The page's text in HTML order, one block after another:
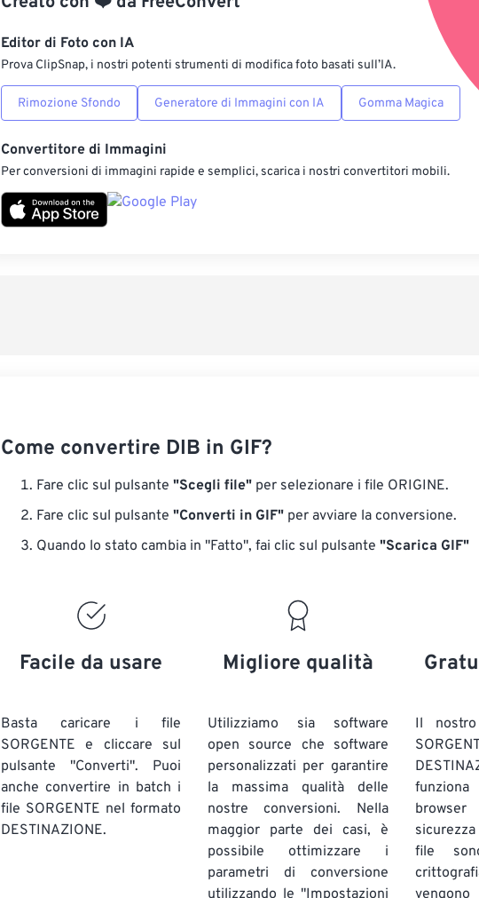
Salva
Editor di Foto con IA
Prova ClipSnap, i nostri potenti strumenti di modifica foto basati sull’IA.
Rimozione Sfondo Generatore di Immagini con IA Gomma Magica
Convertitore di Immagini
Per conversioni di immagini rapide e semplici, scarica i nostri convertitori mobili.
Come convertire DIB in GIF?
Fare clic sul pulsante "Scegli file" per selezionare i file ORIGINE.
Fare clic sul pulsante "Converti in GIF" per avviare la conversione.
Quando lo stato cambia in "Fatto", fai clic sul pulsante "Scarica GIF"
Facile da usare
Basta caricare i file
SORGENTE e cliccare sul
pulsante "Converti". Puoi
anche convertire in batch i
file SORGENTE nel formato
DESTINAZIONE.
Migliore qualità
Utilizziamo sia software
open source che software
personalizzati per garantire
la massima qualità delle
nostre conversioni. Nella
maggior parte dei casi, è
possibile ottimizzare i
parametri di conversione
utilizzando le "Impostazioni
Il
browser
file